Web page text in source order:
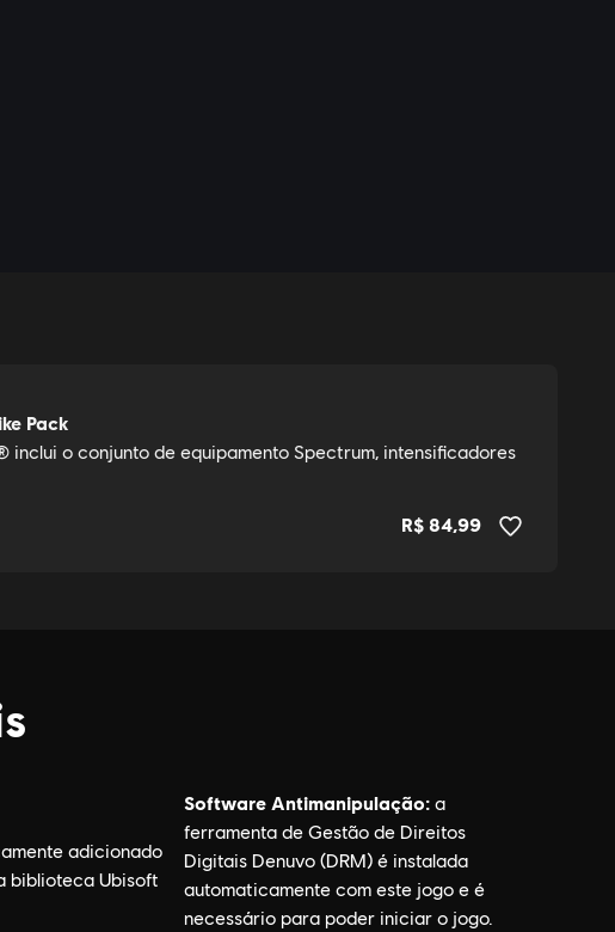
Software Antimanipulação:
ferramenta de Gestão de Direitos